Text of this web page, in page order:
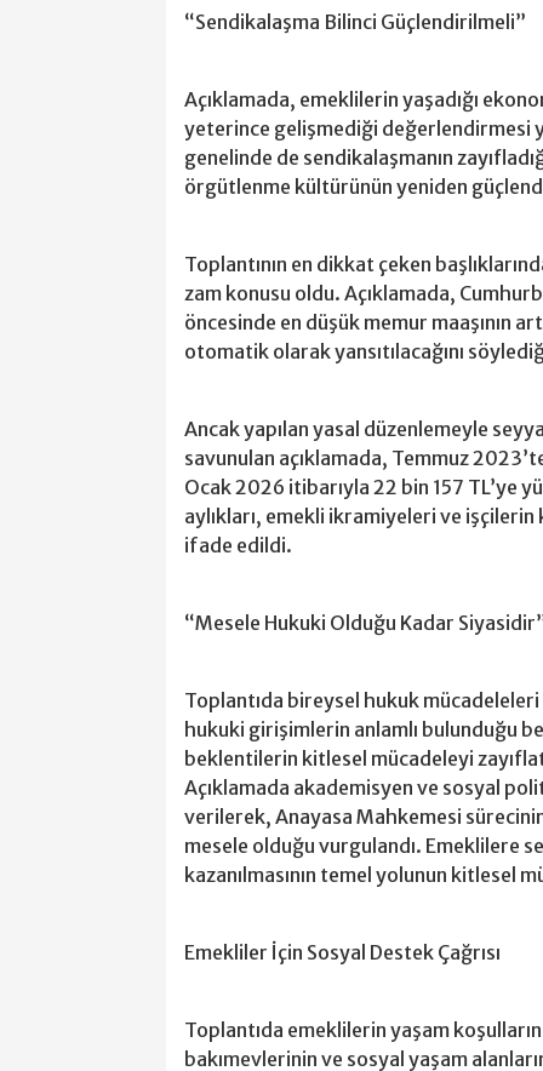
“Sendikalaşma Bilinci Güçlendirilmeli”
Açıklamada, emeklilerin yaşadığı
yeterince gelişmediği değerlendirmesi
genelinde de sendikalaşmanın
örgütlenme kültürünün yeniden
Toplantının en dikkat çeken
zam konusu oldu. Açıklamada,
öncesinde en düşük memur maaşının
otomatik olarak yansıtılacağını
Ancak yapılan yasal düzenlemeyle
savunulan açıklamada, Temmuz
Ocak 2026 itibarıyla 22 bin 157 TL’ye
aylıkları, emekli ikramiyeleri ve
ifade edildi.
“Mesele Hukuki Olduğu Kadar
Toplantıda bireysel hukuk
hukuki girişimlerin anlamlı bulunduğu
beklentilerin kitlesel mücadeleyi
Açıklamada akademisyen ve sosyal
verilerek, Anayasa Mahkemesi
mesele olduğu vurgulandı. Emeklilere
kazanılmasının temel yolunun kitlesel
Emekliler İçin Sosyal Destek Çağrısı
Toplantıda emeklilerin yaşam
bakımevlerinin ve sosyal yaşam